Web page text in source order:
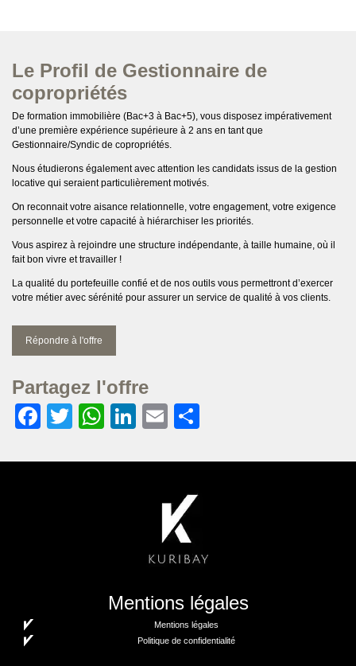
Le Profil de Gestionnaire de
copropriétés
De formation immobilière (Bac+3 à Bac+5), vous disposez impérativement
d’une première expérience supérieure à 2 ans en tant que
Gestionnaire/Syndic de copropriétés.
Nous étudierons également avec attention les candidats issus de la gestion
locative qui seraient particulièrement motivés.
On reconnait votre aisance relationnelle, votre engagement, votre exigence
personnelle et votre capacité à hiérarchiser les priorités.
Vous aspirez à rejoindre une structure indépendante, à taille humaine, où il
fait bon vivre et travailler !
La qualité du portefeuille confié et de nos outils vous permettront d’exercer
votre métier avec sérénité pour assurer un service de qualité à vos clients.
Répondre à l'offre
Partagez l'offre
Facebook
TwitterWhatsApp
LinkedIn
Email
Mentions légales
Mentions légales
Politique de confidentialité